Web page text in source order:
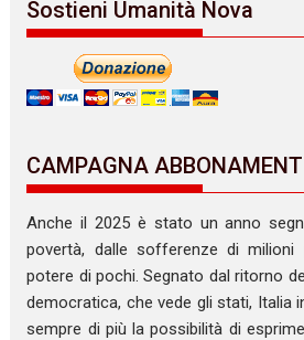
Sostieni Umanità Nova
CAMPAGNA
Anche il 2025 è stato un anno
povertà, dalle sofferenze di
potere di pochi. Segnato dal ritorno
democratica, che vede gli stati, Italia
sempre di più la possibilità di